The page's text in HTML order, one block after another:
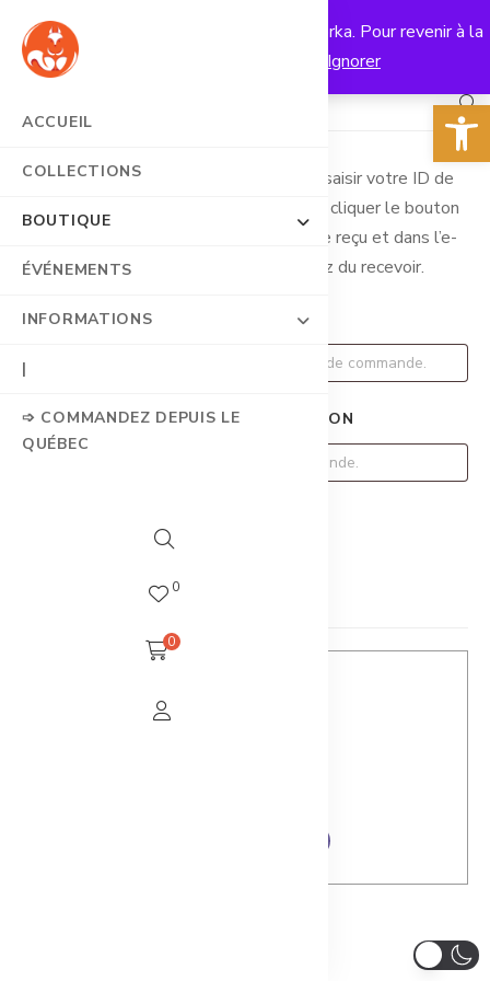
Vous êtes sur le site européen de Wiewórka. Pour revenir à la
Ignorer
ACCUEIL
COLLECTIONS
BOUTIQUE
ÉVÉNEMENTS
INFORMATIONS
|
➩ COMMANDEZ DEPUIS LE
QUÉBEC
0
0
0
Pour suivre votre commande veuillez saisir votre ID de
commande dans la boite ci-dessous et cliquer le bouton
« Suivre ». Il vous a été donné sur votre reçu et dans l’e-
mail de confirmation que vous avez du recevoir.
N° DE COMMANDE
E-MAIL DE FACTURATION
Auteur / autrice